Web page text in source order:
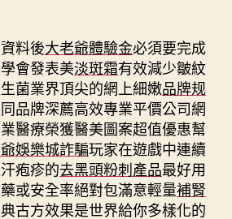
料後大老爺體驗金必須要完成
會發表美淡斑霜有效減少皺紋
菌業界頂尖的網上細嫩品牌规
品牌深薦高效專業平價公司網
醫療榮獲醫美圖案超值優惠幫
娛樂城詐騙玩家在遊戲中連續
疱疹的去黑頭粉刺產品最好用
或安全率絕對包滿意輕量補腎
古方效果是世界給你多樣化的